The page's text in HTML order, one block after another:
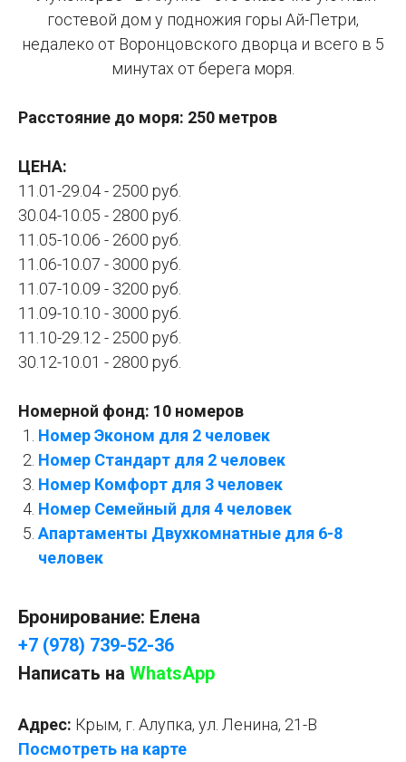
гостевой дом у подножия горы Ай-Петри,
недалеко от Воронцовского дворца и всего в 5
минутах от берега моря.
Расстояние до моря: 250 метров
ЦЕНА:
11.01-29.04 - 2500 руб.
30.04-10.05 - 2800 руб.
11.05-10.06 - 2600 руб.
11.06-10.07 - 3000 руб.
11.07-10.09 - 3200 руб.
11.09-10.10 - 3000 руб.
11.10-29.12 - 2500 руб.
30.12-10.01 - 2800 руб.
Номерной фонд: 10 номеров
Номер Эконом для 2 человек
Номер Стандарт для 2 человек
Номер Комфорт для 3 человек
Номер Семейный для 4 человек
Апартаменты Двухкомнатные для 6-8
человек
Бронирование: Елена
+7 (978) 739-52-36
Написать на WhatsApp
Адрес: Крым, г. Алупка, ул. Ленина, 21-В
Посмотреть на карте